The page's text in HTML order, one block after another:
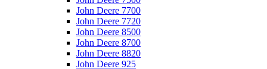
John Deere 7700
John Deere 7720
John Deere 8500
John Deere 8700
John Deere 8820
John Deere 925